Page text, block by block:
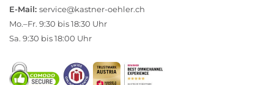
E-Mail: service@kastner-oehler.ch
Mo.–Fr. 9:30 bis 18:30 Uhr
Sa. 9:30 bis 18:00 Uhr